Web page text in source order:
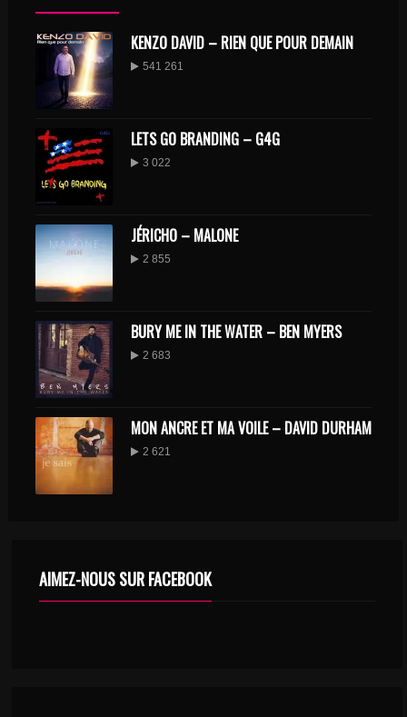
KENZO DAVID – RIEN QUE POUR DEMAIN
541 261
LETS GO BRANDING – G4G
3 022
JÉRICHO – MALONE
2 855
BURY ME IN THE WATER – BEN MYERS
2 683
MON ANCRE ET MA VOILE – DAVID DURHAM
2 621
AIMEZ-NOUS SUR FACEBOOK